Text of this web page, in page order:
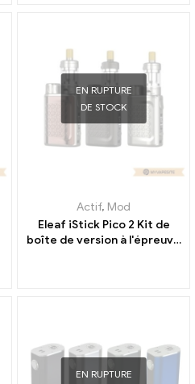
EN RUPTURE
DE STOCK
Actif, Mod
Eleaf iStick Pico 2 Kit de
boîte de version à l'épreuve
EN RUPTURE